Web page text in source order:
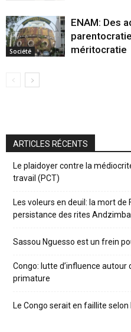
Société
ENAM: Des
méritocratie
ARTICLES RÉCENTS
Le plaidoyer contre la
travail (PCT)
Les voleurs en deuil: la mort de
persistance des rites
Sassou Nguesso est un frein
Congo: lutte d’influence
primature
Le Congo serait en faillite selon